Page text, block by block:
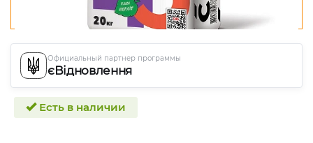
Официальный партнер программы
єВідновлення
Есть в наличии